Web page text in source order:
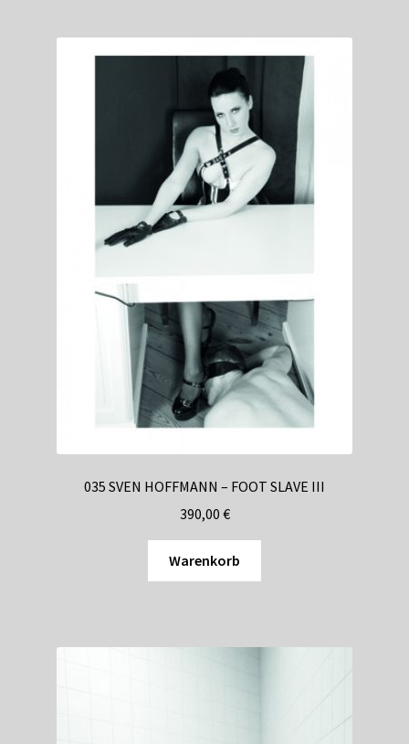
035 SVEN HOFFMANN – FOOT SLAVE III
390,00 €
Warenkorb